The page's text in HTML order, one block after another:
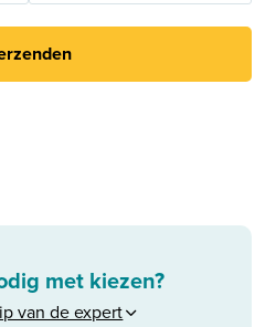
met kiezen?
van de expert